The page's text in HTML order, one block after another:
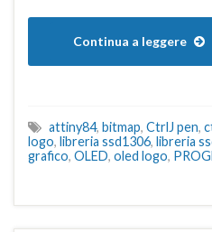
Continua a leggere
attiny84, bitmap, CtrlJ pen,
logo, libreria ssd1306, libreria
grafico, OLED, oled logo,